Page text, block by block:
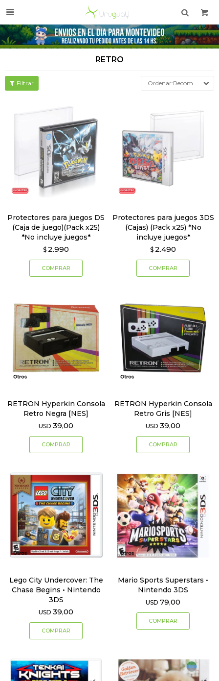

RETRO
Recomendados
Protectores para juegos DS
(Caja de juego)(Pack x25)
*No incluye juegos*
$ 2.990
Protectores para juegos 3DS
(Cajas) (Pack x25) *No
incluye juegos*
$ 2.490
RETRON Hyperkin Consola
Retro Negra [NES]
USD 39,00
RETRON Hyperkin Consola
Retro Gris [NES]
USD 39,00
Lego City Undercover: The
Chase Begins • Nintendo
3DS
USD 39,00
Mario Sports Superstars •
Nintendo 3DS
USD 79,00